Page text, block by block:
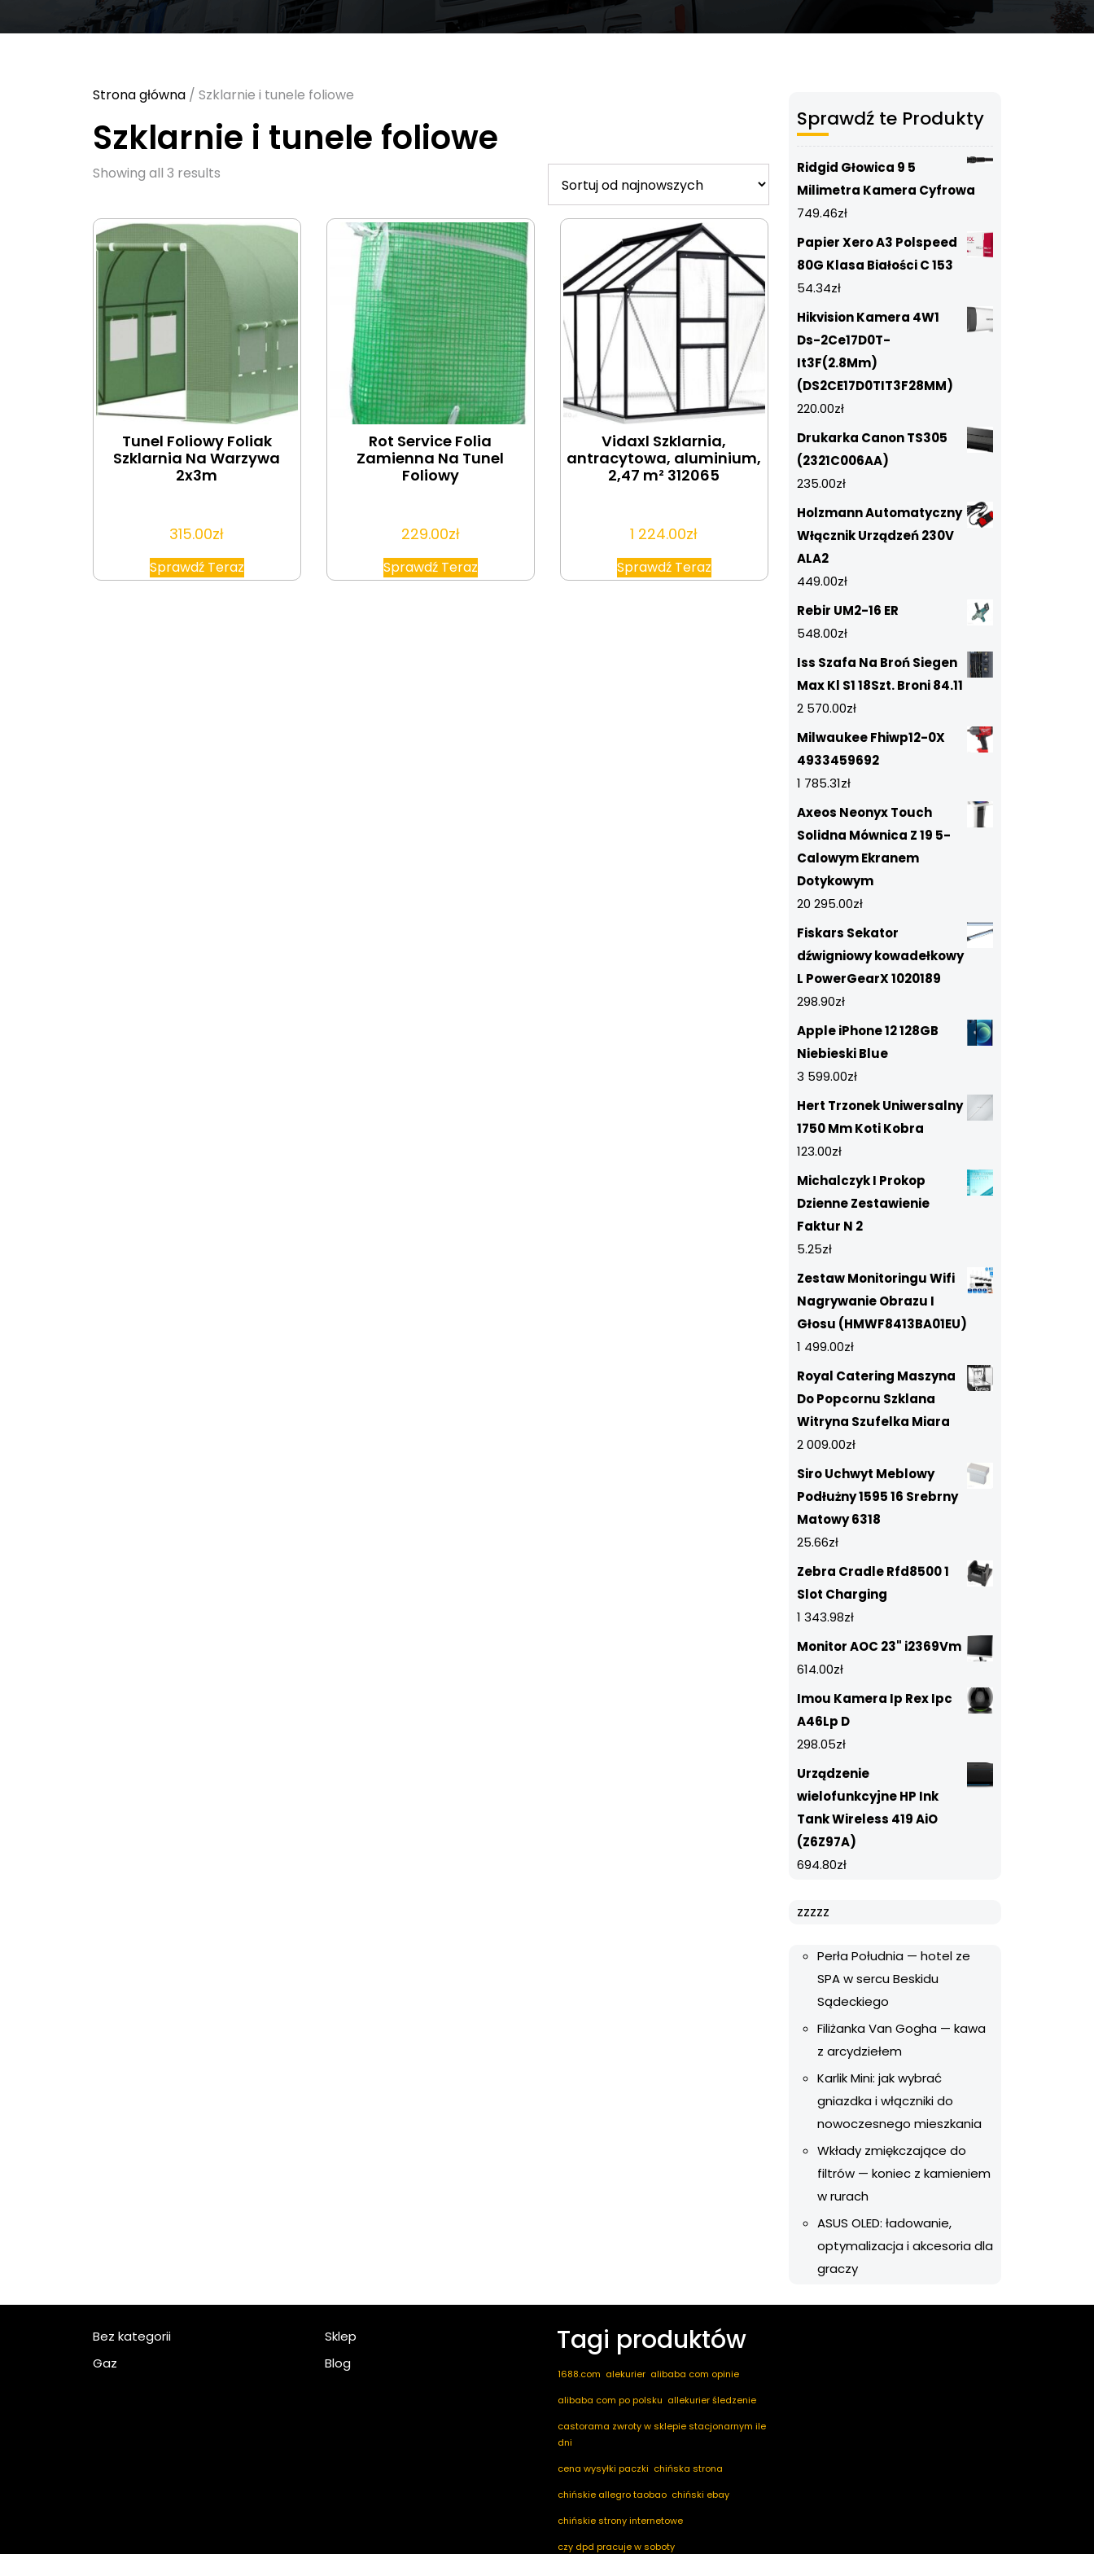
Strona główna / Szklarnie i tunele foliowe
Szklarnie i tunele foliowe
Showing all 3 results
Tunel Foliowy Foliak
Szklarnia Na Warzywa
2x3m
315.00zł
Sprawdź Teraz
Rot Service Folia
Zamienna Na Tunel
Foliowy
229.00zł
Sprawdź Teraz
Vidaxl Szklarnia,
antracytowa, aluminium,
2,47 m² 312065
1 224.00zł
Sprawdź Teraz
Sprawdź te Produkty
Ridgid Głowica 9 5
Milimetra Kamera Cyfrowa
749.46zł
Papier Xero A3 Polspeed
80G Klasa Białości C 153
54.34zł
Hikvision Kamera 4W1
Ds-2Ce17D0T-
It3F(2.8Mm)
(DS2CE17D0TIT3F28MM)
220.00zł
Drukarka Canon TS305
(2321C006AA)
235.00zł
Holzmann Automatyczny
Włącznik Urządzeń 230V
ALA2
449.00zł
Rebir UM2-16 ER
548.00zł
Iss Szafa Na Broń Siegen
Max Kl S1 18Szt. Broni 84.11
2 570.00zł
Milwaukee Fhiwp12-0X
4933459692
1 785.31zł
Axeos Neonyx Touch
Solidna Mównica Z 19 5-
Calowym Ekranem
Dotykowym
20 295.00zł
Fiskars Sekator
dźwigniowy kowadełkowy
L PowerGearX 1020189
298.90zł
Apple iPhone 12 128GB
Niebieski Blue
3 599.00zł
Hert Trzonek Uniwersalny
1750 Mm Koti Kobra
123.00zł
Michalczyk I Prokop
Dzienne Zestawienie
Faktur N 2
5.25zł
Zestaw Monitoringu Wifi
Nagrywanie Obrazu I
Głosu (HMWF8413BA01EU)
1 499.00zł
Royal Catering Maszyna
Do Popcornu Szklana
Witryna Szufelka Miara
2 009.00zł
Siro Uchwyt Meblowy
Podłużny 1595 16 Srebrny
Matowy 6318
25.66zł
Zebra Cradle Rfd8500 1
Slot Charging
1 343.98zł
Monitor AOC 23" i2369Vm
614.00zł
Imou Kamera Ip Rex Ipc
A46Lp D
298.05zł
Urządzenie
wielofunkcyjne HP Ink
Tank Wireless 419 AiO
(Z6Z97A)
694.80zł
zzzzz
Perła Południa — hotel ze
SPA w sercu Beskidu
Sądeckiego
Filiżanka Van Gogha — kawa
z arcydziełem
Karlik Mini: jak wybrać
gniazdka i włączniki do
nowoczesnego mieszkania
Wkłady zmiękczające do
filtrów — koniec z kamieniem
w rurach
ASUS OLED: ładowanie,
optymalizacja i akcesoria dla
graczy
Bez kategorii
Gaz
Sklep
Blog
Tagi produktów
1688.com alekurier alibaba com opinie
alibaba com po polsku allekurier śledzenie
castorama zwroty w sklepie stacjonarnym ile
dni
cena wysyłki paczki chińska strona
chińskie allegro taobao chiński ebay
chińskie strony internetowe
czy dpd pracuje w soboty